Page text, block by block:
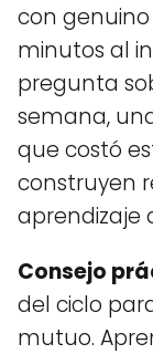
con genuino
minutos al
pregunta
semana,
que costó
construyen
aprendizaje
Consejo
del ciclo
mutuo.